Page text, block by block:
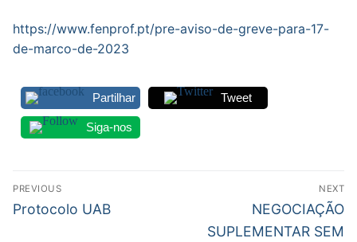
Legislação
Sectores
PRÉ-ESCOLAR
1º CICLO
ENSINO ARTÍSTICO
https://www.fenprof.pt/pre-aviso-de-greve-para-17-
de-marco-de-2023
Partilhar Tweet
Siga-nos
Navegação
de
PREVIOUS
Previous
Protocolo UAB
NEXT
Next
post:
NEGOCIAÇÃO
SUPLEMENTAR SEM